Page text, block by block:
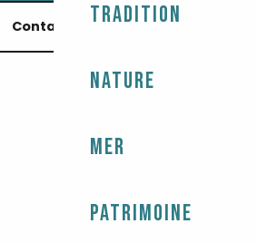
Tradition
Nature
Mer
Patrimoine
Contactez-nous